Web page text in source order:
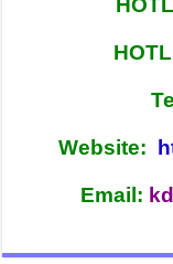
Website:
Email: